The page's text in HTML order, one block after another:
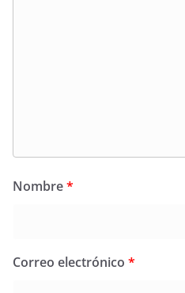
Nombre*
Correo electrónico *